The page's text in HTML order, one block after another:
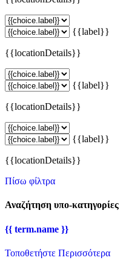
{{label}}
{{locationDetails}}
{{label}}
{{locationDetails}}
{{label}}
{{locationDetails}}
Πίσω φίλτρα
Αναζήτηση υπο-κατηγορίες
{{ term.name }}
Τοποθετήστε Περισσότερα